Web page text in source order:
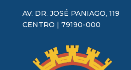
AV. DR. JOSÉ PANIAGO, 119
CENTRO | 79190-000